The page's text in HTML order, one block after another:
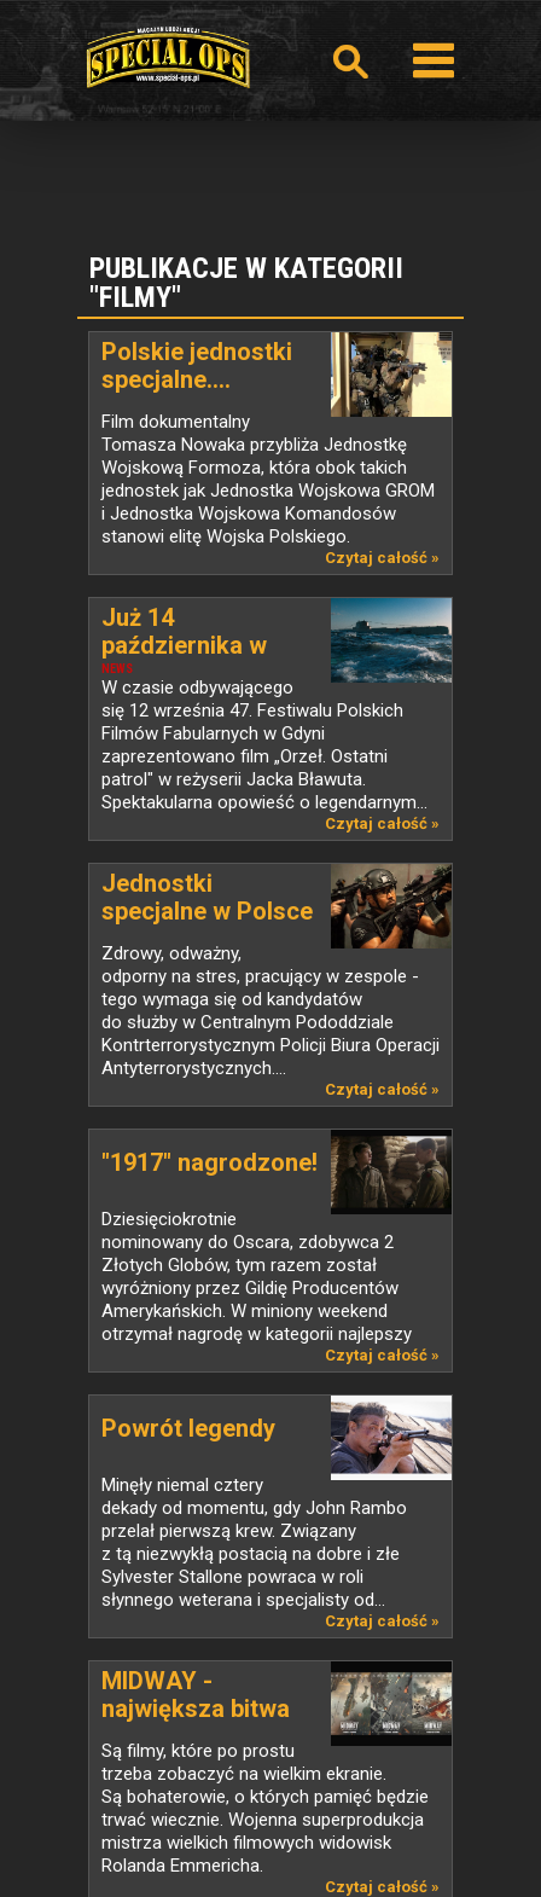
PUBLIKACJE W KATEGORII
"FILMY"
Polskie jednostki
specjalne....
Film dokumentalny
Tomasza Nowaka przybliża Jednostkę
Wojskową Formoza, która obok takich
jednostek jak Jednostka Wojskowa GROM
i Jednostka Wojskowa Komandosów
stanowi elitę Wojska Polskiego.
Czytaj całość »
NEWS
Już 14
października w
kinach...
W czasie odbywającego
się 12 września 47. Festiwalu Polskich
Filmów Fabularnych w Gdyni
zaprezentowano film „Orzeł. Ostatni
patrol" w reżyserii Jacka Bławuta.
Spektakularna opowieść o legendarnym...
Czytaj całość »
Jednostki
specjalne w Polsce
i...
Zdrowy, odważny,
odporny na stres, pracujący w zespole -
tego wymaga się od kandydatów
do służby w Centralnym Pododdziale
Kontrterrorystycznym Policji Biura Operacji
Antyterrorystycznych....
Czytaj całość »
"1917" nagrodzone!
Dziesięciokrotnie
nominowany do Oscara, zdobywca 2
Złotych Globów, tym razem został
wyróżniony przez Gildię Producentów
Amerykańskich. W miniony weekend
otrzymał nagrodę w kategorii najlepszy
Czytaj całość »
Powrót legendy
Minęły niemal cztery
dekady od momentu, gdy John Rambo
przelał pierwszą krew. Związany
z tą niezwykłą postacią na dobre i złe
Sylvester Stallone powraca w roli
słynnego weterana i specjalisty od...
Czytaj całość »
MIDWAY -
największa bitwa
II...
Są filmy, które po prostu
trzeba zobaczyć na wielkim ekranie.
Są bohaterowie, o których pamięć będzie
trwać wiecznie. Wojenna superprodukcja
mistrza wielkich filmowych widowisk
Rolanda Emmericha.
Czytaj całość »